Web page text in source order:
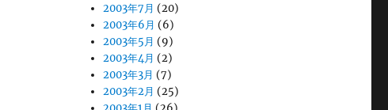
2003年7月 (20)
2003年6月 (6)
2003年5月 (9)
2003年4月 (2)
2003年3月 (7)
2003年2月 (25)